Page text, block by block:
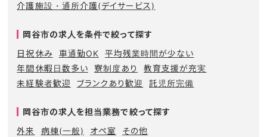
介護施設・通所介護(デイサービス)
岡谷市の求人を条件で絞って探す
日祝休み
車通勤OK
平均残業時間が少ない
年間休暇日数多い
寮制度あり
教育支援が充実
未経験者歓迎
ブランクあり歓迎 託児所完備
岡谷市の求人を担当業務で絞って探す
外来
病棟(一般) オペ室 その他